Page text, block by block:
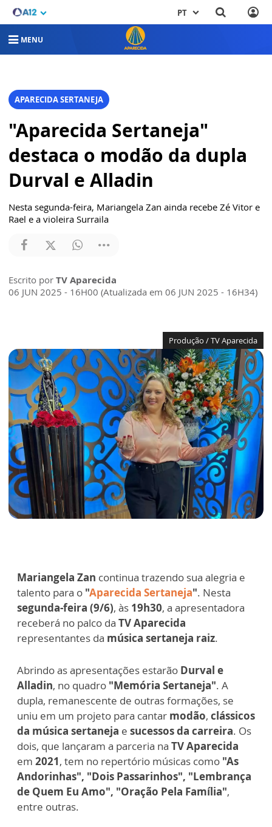
PT
MENU
APARECIDA SERTANEJA
"Aparecida Sertaneja"
destaca o modão da dupla
Durval e Alladin
Nesta segunda-feira, Mariangela Zan ainda recebe Zé Vitor e
Rael e a violeira Surraila
Escrito por TV Aparecida
06 JUN 2025 - 16H00 (Atualizada em 06 JUN 2025 - 16H34)
Produção / TV Aparecida
Mariangela Zan continua trazendo sua alegria e
talento para o "Aparecida Sertaneja". Nesta
segunda-feira (9/6), às 19h30, a apresentadora
receberá no palco da TV Aparecida
representantes da música sertaneja raiz.
Abrindo as apresentações estarão Durval e
Alladin, no quadro "Memória Sertaneja". A
dupla, remanescente de outras formações, se
uniu em um projeto para cantar modão, clássicos
da música sertaneja e sucessos da carreira. Os
dois, que lançaram a parceria na TV Aparecida
em 2021, tem no repertório músicas como "As
Andorinhas", "Dois Passarinhos", "Lembrança
de Quem Eu Amo", "Oração Pela Família",
entre outras.